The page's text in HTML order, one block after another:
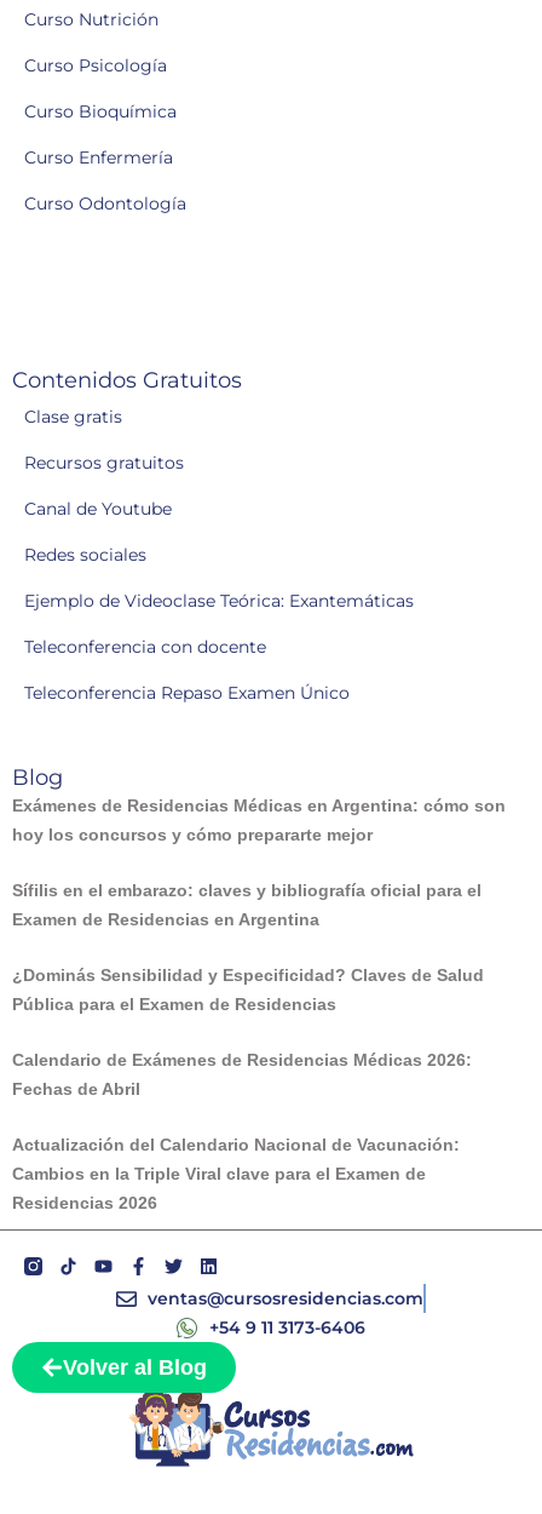
Volver al Blog
Curso Nutrición
Curso Psicología
Curso Bioquímica
Curso Enfermería
Curso Odontología
Contenidos Gratuitos
Clase gratis
Recursos gratuitos
Canal de Youtube
Redes sociales
Ejemplo de Videoclase Teórica: Exantemáticas
Teleconferencia con docente
Teleconferencia Repaso Examen Único
Blog
Exámenes de Residencias Médicas en Argentina: cómo son
hoy los concursos y cómo prepararte mejor
Sífilis en el embarazo: claves y bibliografía oficial para el
Examen de Residencias en Argentina
¿Dominás Sensibilidad y Especificidad? Claves de Salud
Pública para el Examen de Residencias
Calendario de Exámenes de Residencias Médicas 2026:
Fechas de Abril
Actualización del Calendario Nacional de Vacunación:
Cambios en la Triple Viral clave para el Examen de
Residencias 2026
Y
e
F
a
o
k
-
f
T
w
i
e
r
L
i
n
e
n
ventas@cursosresidencias.com
+54 9 11 3173-6406